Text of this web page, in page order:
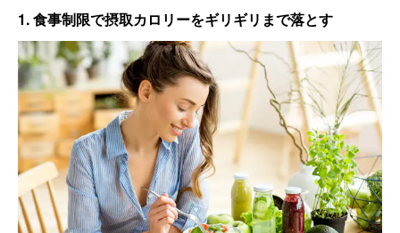
1. 食事制限で摂取カロリーをギリギリまで落とす